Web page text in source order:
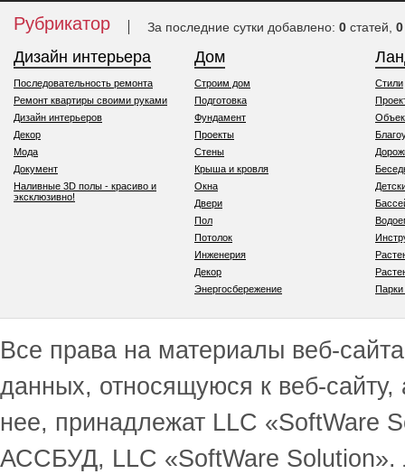
Рубрикатор За последние сутки добавлено: 0 статей, 0
Дизайн интерьера
Последовательность ремонта
Ремонт квартиры своими руками
Дизайн интерьеров
Декор
Мода
Документ
Наливные 3D полы - красиво и
эксклюзивно!
Дом
Строим дом
Подготовка
Фундамент
Проекты
Стены
Крыша и кровля
Окна
Двери
Пол
Потолок
Инженерия
Декор
Энергосбережение
Стили
Все права на материалы веб-
данных, относящуюся к веб-
нее, принадлежат LLC
АССБУД, LLC «SoftWare Solution».